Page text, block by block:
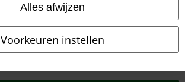
Alles afwijzen
Voorkeuren instellen